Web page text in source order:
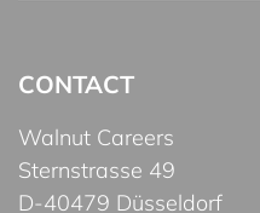
CONTACT
Walnut Careers
Sternstrasse 49
D-40479 Düsseldorf